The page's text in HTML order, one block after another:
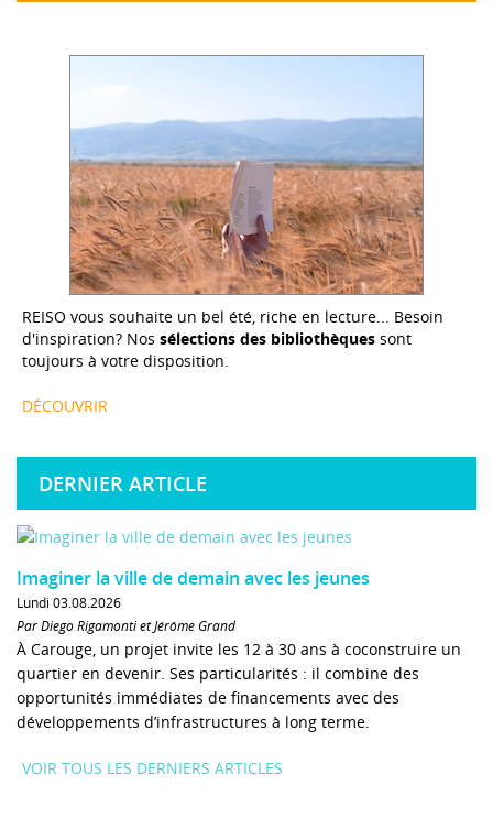
REISO vous souhaite un bel été, riche en lecture... Besoin
d'inspiration? Nos sélections des bibliothèques sont
toujours à votre disposition.
DÉCOUVRIR
DERNIER ARTICLE
Imaginer la ville de demain avec les jeunes
Lundi 03.08.2026
Par Diego Rigamonti et Jérôme Grand
À Carouge, un projet invite les 12 à 30 ans à coconstruire un
quartier en devenir. Ses particularités : il combine des
opportunités immédiates de financements avec des
développements d’infrastructures à long terme.
VOIR TOUS LES DERNIERS ARTICLES